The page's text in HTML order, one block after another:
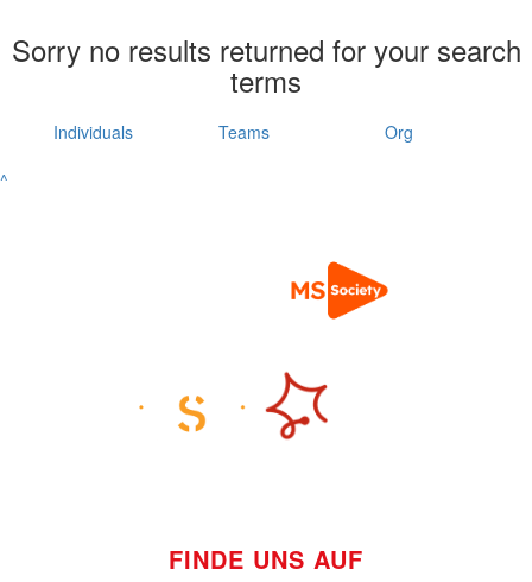
Sorry no results returned for your search
terms
Individuals Teams
Org
^
FINDE UNS AUF